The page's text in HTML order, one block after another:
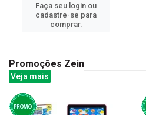
Faça seu login ou
cadastre-se para
comprar.
Promoções Zein
Veja mais